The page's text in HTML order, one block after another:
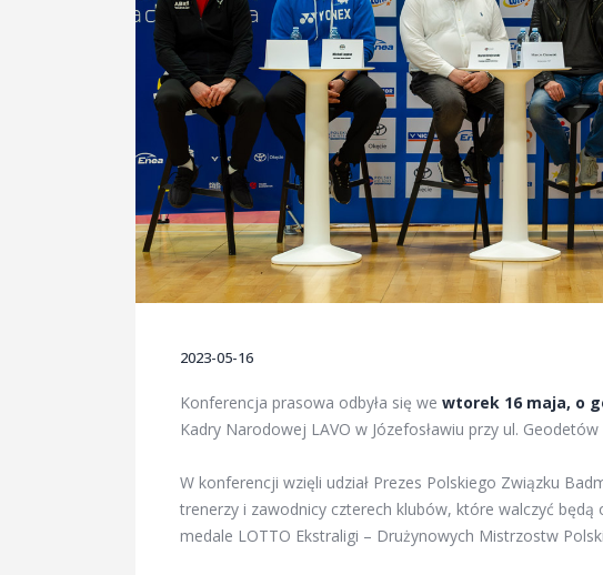
2023-05-16
Konferencja prasowa odbyła się we wtorek 16 maja, o
Kadry Narodowej LAVO w Józefosławiu przy ul. Geodetów
W konferencji wzięli udział Prezes Polskiego Związku
trenerzy i zawodnicy czterech klubów, które walczyć będą
medale LOTTO Ekstraligi – Drużynowych Mistrzostw